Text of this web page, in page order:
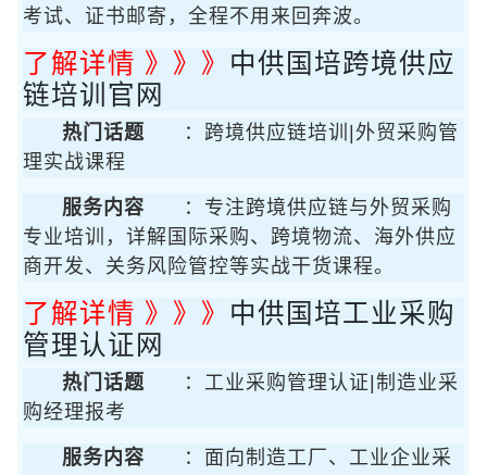
考试、证书邮寄，全程不用来回奔波。
了解详情 》》》 中供国培跨境供应
链培训官网
热门话题
：跨境供应链培训|外贸采购管
理实战课程
服务内容
：专注跨境供应链与外贸采购
专业培训，详解国际采购、跨境物流、海外供应
商开发、关务风险管控等实战干货课程。
了解详情 》》》 中供国培工业采购
管理认证网
热门话题
：工业采购管理认证|制造业采
购经理报考
服务内容
：面向制造工厂、工业企业采